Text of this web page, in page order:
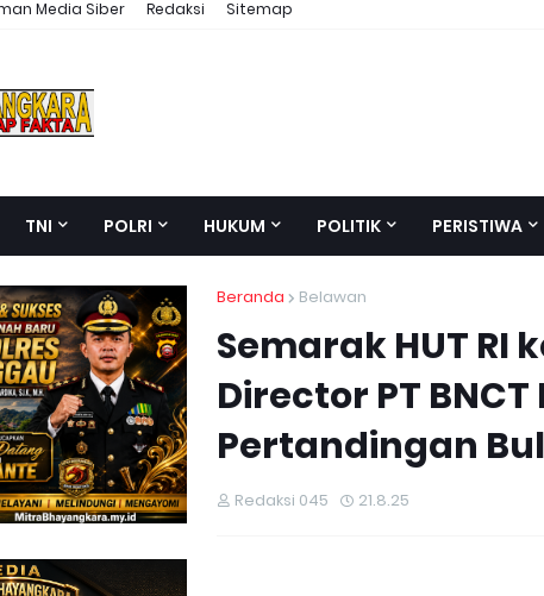
Media Siber Redaksi Sitemap
TNI POLRI HUKUM POLITIK PERISTIWA
Beranda Belawan
Semarak HUT RI
Director PT
Pertandingan
Redaksi 045 21.8.25